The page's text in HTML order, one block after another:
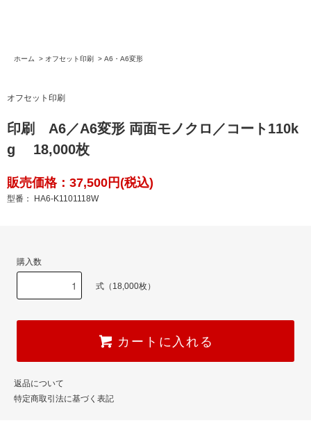
ホーム > オフセット印刷 > A6・A6変形
オフセット印刷
印刷 A6／A6変形 両面モノクロ／コート110k
g 18,000枚
販売価格：37,500円(税込)
型番： HA6-K1101118W
購入数
式（18,000枚）
カートに入れる
返品について
特定商取引法に基づく表記